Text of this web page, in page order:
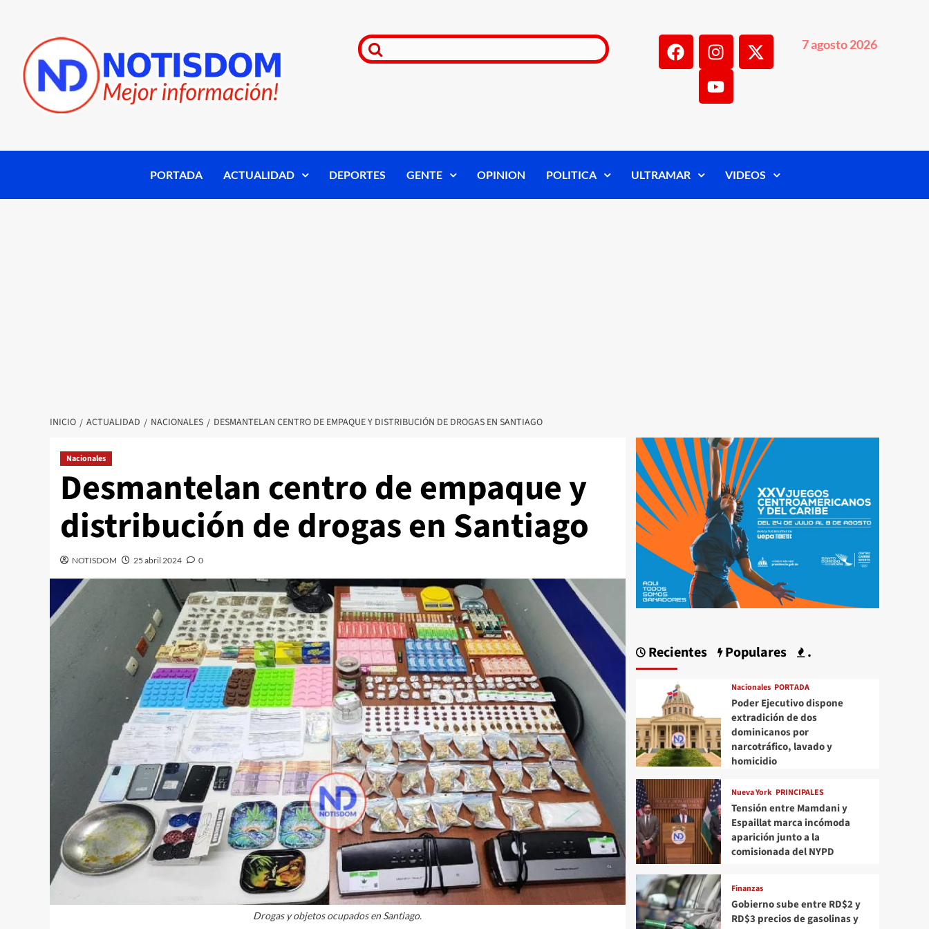
7 agosto 2026
PORTADA ACTUALIDAD DEPORTES GENTE OPINION POLITICA ULTRAMAR VIDEOS
INICIO ACTUALIDAD NACIONALES DESMANTELAN CENTRO DE EMPAQUE Y DISTRIBUCIÓN DE DROGAS EN SANTIAGO
Nacionales
Desmantelan centro de empaque y
distribución de drogas en Santiago
NOTISDOM 25 abril 2024 0
Drogas y objetos ocupados en Santiago.
Recientes Populares .
Nacionales PORTADA
Poder Ejecutivo dispone
extradición de dos
dominicanos por
narcotráfico, lavado y
homicidio
Nueva York PRINCIPALES
Tensión entre Mamdani y
Espaillat marca incómoda
aparición junto a la
comisionada del NYPD
Finanzas
Gobierno sube entre RD$2 y
RD$3 precios de gasolinas y